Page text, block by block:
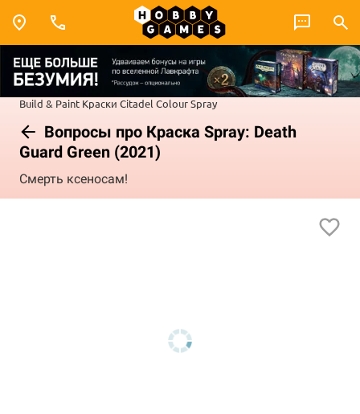
Build & Paint Краски Citadel ColourSpray
Вопросы про Краска Spray: Death
Guard Green (2021)
Смерть ксеносам!